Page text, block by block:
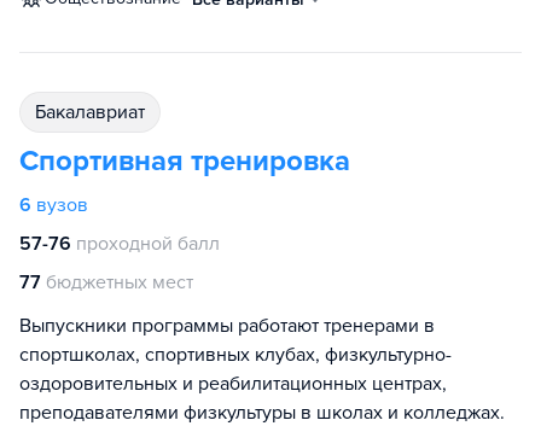
бакалавриат
Спортивная тренировка
6 вузов
57-76 проходной балл
77 бюджетных мест
Выпускники программы работают тренерами в
спортшколах, спортивных клубах, физкультурно-
оздоровительных и реабилитационных центрах,
преподавателями физкультуры в школах и колледжах.